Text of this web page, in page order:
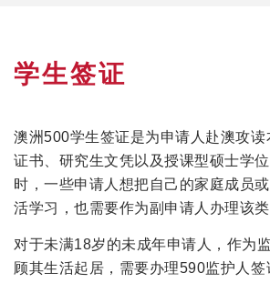
学生签证
澳洲500学生签证是为申请人赴澳攻读
证书、研究生文凭以及授课型硕士学
时，一些申请人想把自己的家庭成员
活学习，也需要作为副申请人办理该类
对于未满18岁的未成年申请人，作为
顾其生活起居，需要办理590监护人签